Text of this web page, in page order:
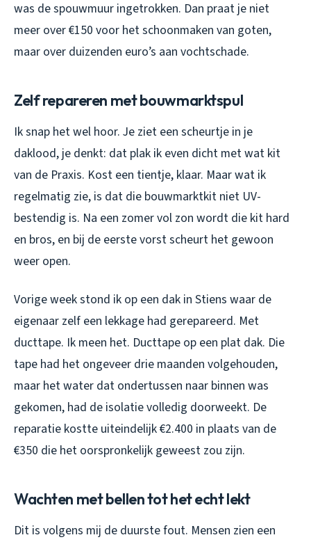
was de spouwmuur ingetrokken. Dan praat je niet
meer over €150 voor het schoonmaken van goten,
maar over duizenden euro’s aan vochtschade.
Zelf repareren met bouwmarktspul
Ik snap het wel hoor. Je ziet een scheurtje in je
daklood, je denkt: dat plak ik even dicht met wat kit
van de Praxis. Kost een tientje, klaar. Maar wat ik
regelmatig zie, is dat die bouwmarktkit niet UV-
bestendig is. Na een zomer vol zon wordt die kit hard
en bros, en bij de eerste vorst scheurt het gewoon
weer open.
Vorige week stond ik op een dak in Stiens waar de
eigenaar zelf een lekkage had gerepareerd. Met
ducttape. Ik meen het. Ducttape op een plat dak. Die
tape had het ongeveer drie maanden volgehouden,
maar het water dat ondertussen naar binnen was
gekomen, had de isolatie volledig doorweekt. De
reparatie kostte uiteindelijk €2.400 in plaats van de
€350 die het oorspronkelijk geweest zou zijn.
Wachten met bellen tot het echt lekt
Dit is volgens mij de duurste fout. Mensen zien een